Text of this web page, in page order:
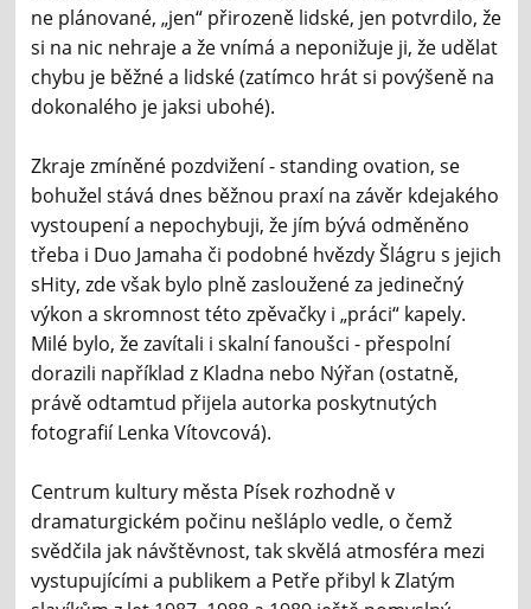
ne plánované, „jen“ přirozeně lidské, jen potvrdilo, že
si na nic nehraje a že vnímá a neponižuje ji, že udělat
chybu je běžné a lidské (zatímco hrát si povýšeně na
dokonalého je jaksi ubohé).
Zkraje zmíněné pozdvižení - standing ovation, se
bohužel stává dnes běžnou praxí na závěr kdejakého
vystoupení a nepochybuji, že jím bývá odměněno
třeba i Duo Jamaha či podobné hvězdy Šlágru s jejich
sHity, zde však bylo plně zasloužené za jedinečný
výkon a skromnost této zpěvačky i „práci“ kapely.
Milé bylo, že zavítali i skalní fanoušci - přespolní
dorazili například z Kladna nebo Nýřan (ostatně,
právě odtamtud přijela autorka poskytnutých
fotografií Lenka Vítovcová).
Centrum kultury města Písek rozhodně v
dramaturgickém počinu nešláplo vedle, o čemž
svědčila jak návštěvnost, tak skvělá atmosféra mezi
vystupujícími a publikem a Petře přibyl k Zlatým